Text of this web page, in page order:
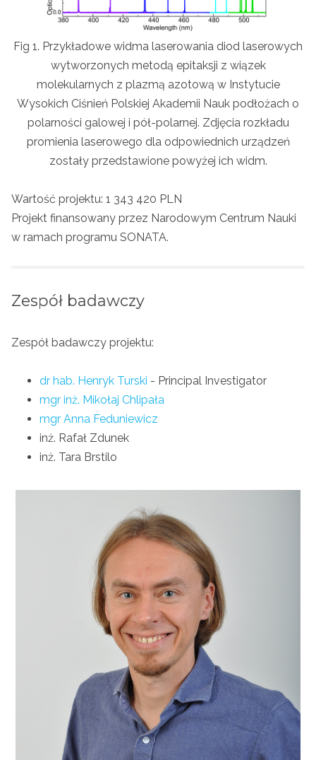
Fig 1. Przykładowe widma laserowania diod laserowych
wytworzonych metodą epitaksji z wiązek
molekularnych z plazmą azotową w Instytucie
Wysokich Ciśnień Polskiej Akademii Nauk podłożach o
polarności galowej i pół-polarnej. Zdjęcia rozkładu
promienia laserowego dla odpowiednich urządzeń
zostały przedstawione powyżej ich widm.
Wartość projektu: 1 343 420 PLN
Projekt finansowany przez Narodowym Centrum Nauki
w ramach programu SONATA.
Zespół badawczy
Zespół badawczy projektu:
dr hab. Henryk Turski - Principal Investigator
mgr inż. Mikołaj Chlipała
mgr Anna Feduniewicz
inż. Rafał Zdunek
inż. Tara Brstilo